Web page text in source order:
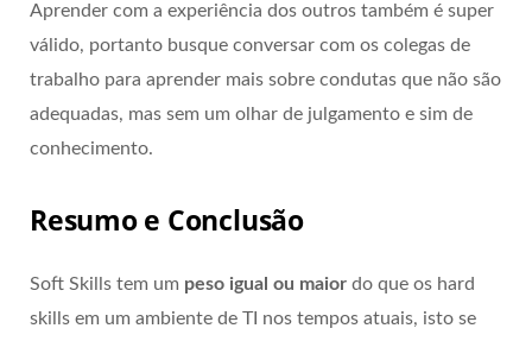
Aprender com a experiência dos outros também é super
válido, portanto busque conversar com os colegas de
trabalho para aprender mais sobre condutas que não são
adequadas, mas sem um olhar de julgamento e sim de
conhecimento.
Resumo e Conclusão
Soft Skills tem um peso igual ou maior do que os hard
skills em um ambiente de TI nos tempos atuais, isto se